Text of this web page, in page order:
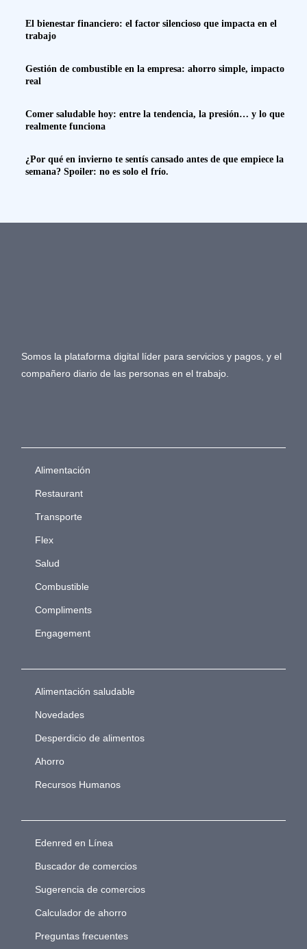
El bienestar financiero: el factor silencioso que impacta en el
trabajo
Gestión de combustible en la empresa: ahorro simple, impacto
real
Comer saludable hoy: entre la tendencia, la presión… y lo que
realmente funciona
¿Por qué en invierno te sentís cansado antes de que empiece la
semana? Spoiler: no es solo el frío.
Somos la plataforma digital líder para servicios y pagos, y el
compañero diario de las personas en el trabajo.
Alimentación
Restaurant
Transporte
Flex
Salud
Combustible
Compliments
Engagement
Alimentación saludable
Novedades
Desperdicio de alimentos
Ahorro
Recursos Humanos
Edenred en Línea
Buscador de comercios
Sugerencia de comercios
Calculador de ahorro
Preguntas frecuentes